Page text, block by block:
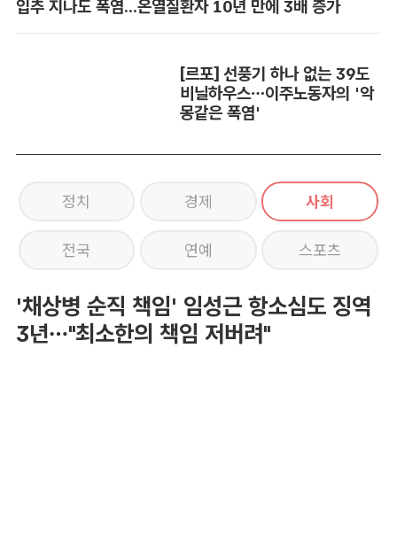
입추 지나도 폭염...온열질환자 10년 만에 3배 증가
[르포] 선풍기 하나 없는 39도
비닐하우스…이주노동자의 '악
몽같은 폭염'
정치 경제 사회
전국 연예 스포츠
'채상병 순직 책임' 임성근 항소심도 징역
3년…"최소한의 책임 저버려"